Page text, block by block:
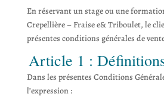
En réservant un stage ou une
Crepellière – Fraise e& Triboulet, le
présentes conditions générales de
Article 1 :
Dans les présentes Conditions
l’expression :